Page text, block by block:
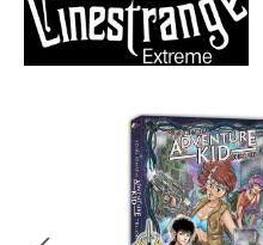
Bildergalerie überspringen